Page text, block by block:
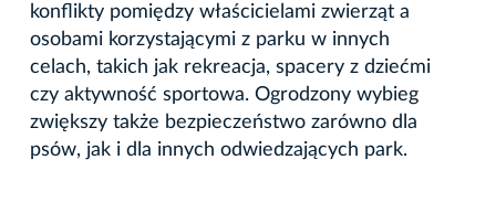
konflikty pomiędzy właścicielami zwierząt a
osobami korzystającymi z parku w innych
celach, takich jak rekreacja, spacery z dziećmi
czy aktywność sportowa. Ogrodzony wybieg
zwiększy także bezpieczeństwo zarówno dla
psów, jak i dla innych odwiedzających park.